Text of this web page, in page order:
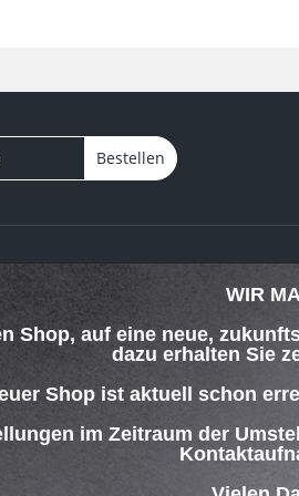
Bestellen
WIR
Shop, auf eine neue,
dazu erhalten Sie
Shop ist aktuell schon
im Zeitraum der
Vielen
SHOP SERVICE
Defektes Produkt
Verpackungsentsorgung
Kontakt
Versand und Zahlungsbedingungen
Widerrufsrecht
AGB